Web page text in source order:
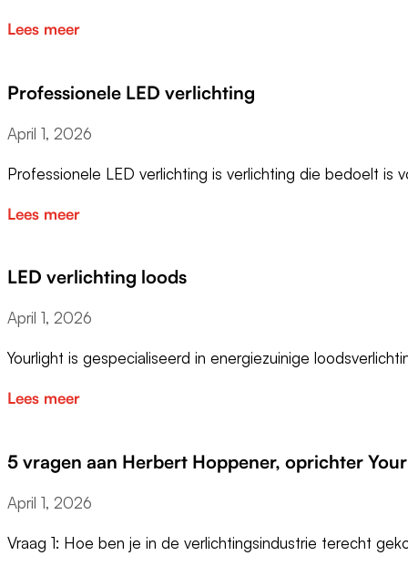
Lees meer
Professionele LED verlichting
April 1, 2026
Professionele LED verlichting is verlichting die bedoelt is
Lees meer
LED verlichting loods
April 1, 2026
Yourlight is gespecialiseerd in energiezuinige
Lees meer
5 vragen aan Herbert Hoppener, oprichter
April 1, 2026
Vraag 1: Hoe ben je in de verlichtingsindustrie terecht